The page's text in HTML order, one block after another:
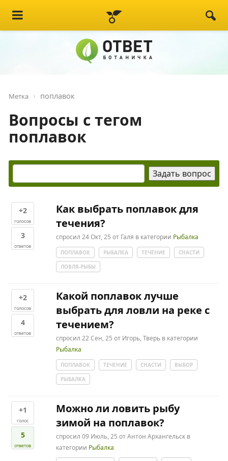
Метка поплавок
Вопросы с тегом
поплавок
+2
голосов
3
ответов
Как выбрать поплавок для
течения?
спросил 24 Окт, 25 от Галя в категории Рыбалка
ПОПЛАВОК РЫБАЛКА ТЕЧЕНИЕ
СНАСТИ
ЛОВЛЯ-РЫБЫ
+2
голосов
4
ответов
Какой поплавок лучше
выбрать для ловли на реке с
течением?
спросил 22 Сен, 25 от Игорь, Тверь в категории
Рыбалка
ПОПЛАВОК ТЕЧЕНИЕ СНАСТИ
ВЫБОР
РЫБАЛКА
+1
голос
5
ответов
Можно ли ловить рыбу
зимой на поплавок?
спросил 09 Июль, 25 отАнтон Архангельск в
категории Рыбалка